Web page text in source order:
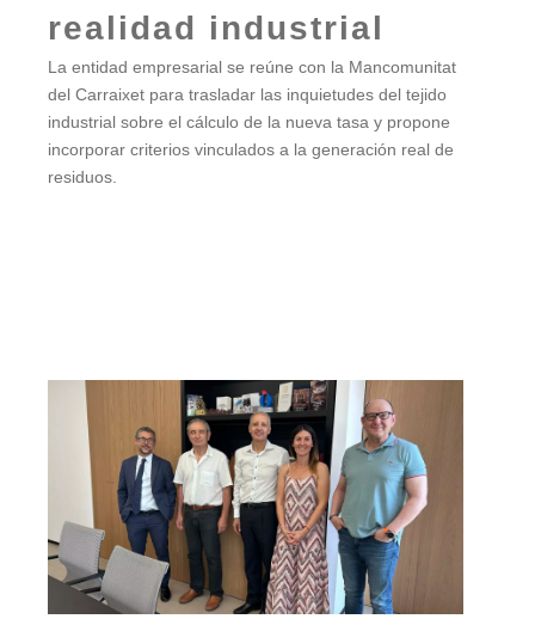
realidad industrial
La entidad empresarial se reúne con la Mancomunitat
del Carraixet para trasladar las inquietudes del tejido
industrial sobre el cálculo de la nueva tasa y propone
incorporar criterios vinculados a la generación real de
residuos.